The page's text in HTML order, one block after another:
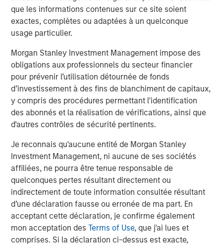
que les informations contenues sur ce site soient
exactes, complètes ou adaptées à un quelconque
usage particulier.
Morgan Stanley Investment Management impose des
obligations aux professionnels du secteur financier
pour prévenir l’utilisation détournée de fonds
d’investissement à des fins de blanchiment de capitaux,
y compris des procédures permettant l'identification
des abonnés et la réalisation de vérifications, ainsi que
d'autres contrôles de sécurité pertinents.
Je reconnais qu'aucune entité de Morgan Stanley
Investment Management, ni aucune de ses sociétés
affiliées, ne pourra être tenue responsable de
quelconques pertes résultant directement ou
indirectement de toute information consultée résultant
d’une déclaration fausse ou erronée de ma part. En
acceptant cette déclaration, je confirme également
mon acceptation desTerms of Use, que j'ai lues et
comprises. Si la déclaration ci-dessus est exacte,
Opportunities and Expectations: The Present
Value of Growth Opportunities in Valuation
Bayes and Base Rates 2.0: How History Can
Guide Our Assessment of the Future
The Authors
Michael Mauboussin
Managing Director
Dan Callahan, CFA